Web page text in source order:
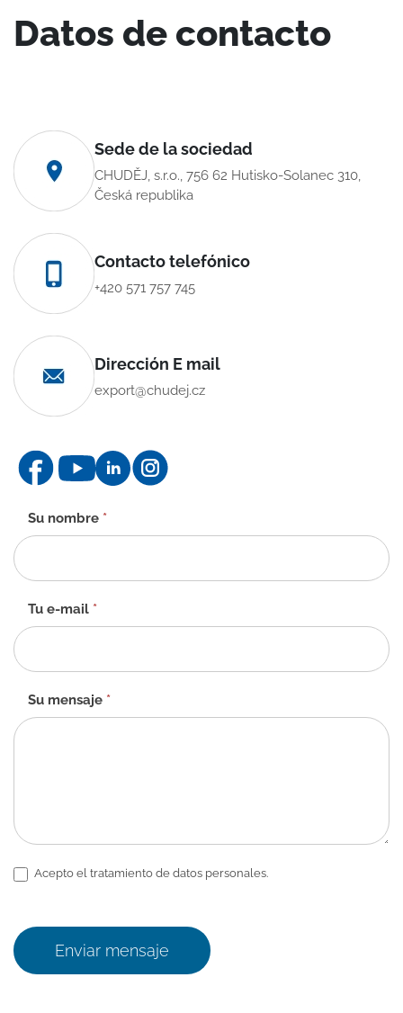
Datos de contacto
Sede de la sociedad
CHUDĚJ, s.r.o., 756 62 Hutisko-Solanec 310,
Česká republika
Contacto telefónico
+420 571 757 745
Dirección E mail
export@chudej.cz
Formulario
de
contacto
-
Su nombre *
Tu e-mail *
Su mensaje *
Acepto el tratamiento de datos personales.
Enviar mensaje